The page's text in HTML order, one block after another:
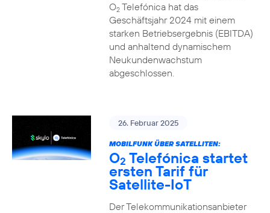
O2Telefónica hat das
Geschäftsjahr 2024 mit einem
starken Betriebsergebnis (EBITDA)
und anhaltend dynamischem
Neukundenwachstum
abgeschlossen.
26. Februar 2025
MOBILFUNK ÜBER SATELLITEN:
O2 Telefónica startet
ersten Tarif für
Satellite-IoT
Der Telekommunikationsanbieter